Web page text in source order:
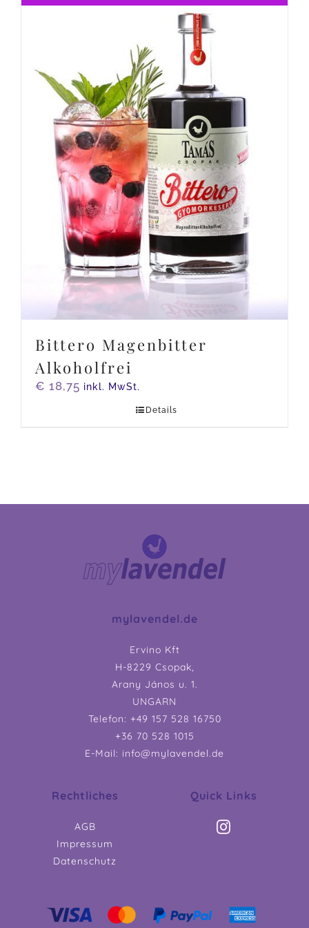
Bittero Magenbitter
Alkoholfrei
€ 18,75 inkl. MwSt.
Details
mylavendel.de
Ervino Kft
H-8229 Csopak,
Arany János u. 1.
UNGARN
Telefon: +49 157 528 16750
+36 70 528 1015
E-Mail: info@mylavendel.de
Rechtliches
AGB
Impressum
Datenschutz
Quick Links